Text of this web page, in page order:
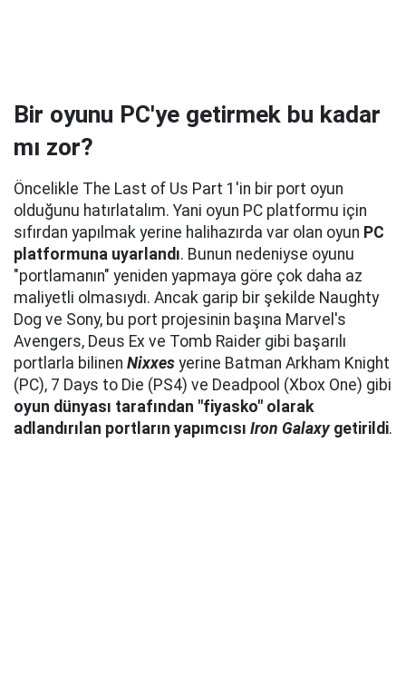
Bir oyunu PC'ye getirmek bu kadar
mı zor?
Öncelikle The Last of Us Part 1'in bir port oyun
olduğunu hatırlatalım. Yani oyun PC platformu için
sıfırdan yapılmak yerine halihazırda var olan oyun PC
platformuna uyarlandı. Bunun nedeniyse oyunu
"portlamanın" yeniden yapmaya göre çok daha az
maliyetli olmasıydı. Ancak garip bir şekilde Naughty
Dog ve Sony, bu port projesinin başına Marvel's
Avengers, Deus Ex ve Tomb Raider gibi başarılı
portlarla bilinen Nixxes yerine Batman Arkham Knight
(PC), 7 Days to Die (PS4) ve Deadpool (Xbox One) gibi
oyun dünyası tarafından "fiyasko" olarak
adlandırılan portların yapımcısı Iron Galaxy getirildi.